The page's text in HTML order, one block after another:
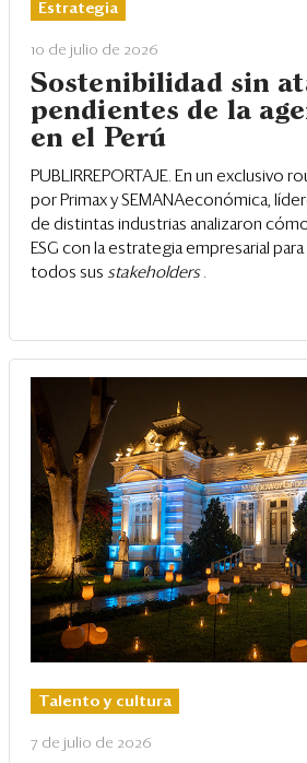
Estrategia
10 de julio de 2026
Sostenibilidad sin
pendientes de la
en el Perú
PUBLIRREPORTAJE. En un exclusivo
por Primax y SEMANAeconómica,
de distintas industrias analizaron
ESG con la estrategia empresarial
todos sus stakeholders .
Talento y cultura
7 de julio de 2026